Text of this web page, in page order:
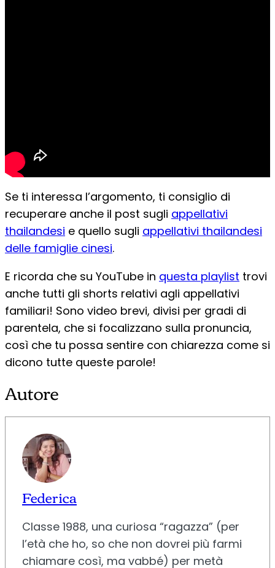
Se ti interessa l’argomento, ti consiglio di
recuperare anche il post sugli appellativi
thailandesi e quello sugli appellativi thailandesi
delle famiglie cinesi.
E ricorda che su YouTube in questa playlist trovi
anche tutti gli shorts relativi agli appellativi
familiari! Sono video brevi, divisi per gradi di
parentela, che si focalizzano sulla pronuncia,
così che tu possa sentire con chiarezza come si
dicono tutte queste parole!
Autore
Federica
Classe 1988, una curiosa “ragazza” (per
l’età che ho, so che non dovrei più farmi
chiamare così, ma vabbé) per metà